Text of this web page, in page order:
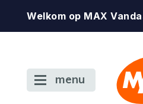
Welkom op MAX
menu